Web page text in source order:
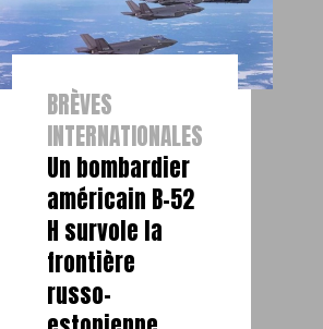
BRÈVES
INTERNATIONALES
Un bombardier
américain B-52
H survole la
frontière
russo-